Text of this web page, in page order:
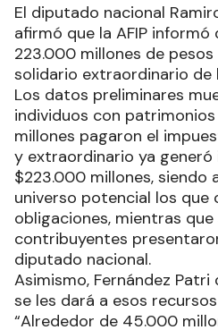
El diputado nacional
afirmó que la AFIP informó
223.000 millones de
solidario extraordinario de
Los datos preliminares
individuos con
millones pagaron el
y extraordinario ya
$223.000 millones, siendo
universo potencial los que
obligaciones, mientras
contribuyentes
diputado nacional.
Asimismo, Fernández
se les dará a esos
“Alrededor de 45.000